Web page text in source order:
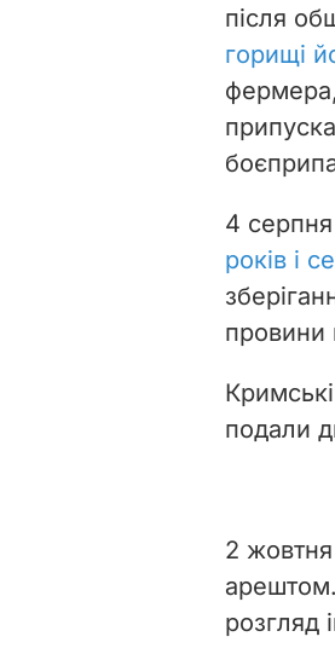
після
горищі
4
років і
провини
подали
2
розгляд